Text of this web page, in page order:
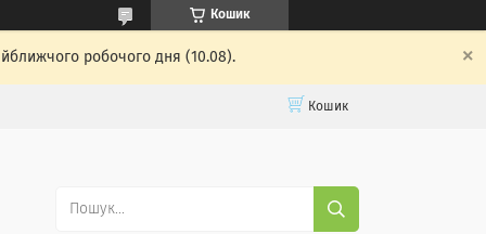
Кошик
робочого дня (10.08).
Кошик